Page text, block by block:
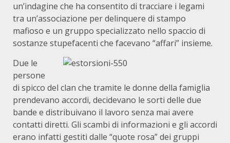
un’indagine che ha consentito di tracciare i legami
tra un’associazione per delinquere di stampo
mafioso e un gruppo specializzato nello spaccio di
sostanze stupefacenti che facevano “affari” insieme.
Due le
persone
di spicco del clan che tramite le donne della famiglia
prendevano accordi, decidevano le sorti delle due
bande e distribuivano il lavoro senza mai avere
contatti diretti. Gli scambi di informazioni e gli accordi
erano infatti gestiti dalle “quote rosa” dei gruppi